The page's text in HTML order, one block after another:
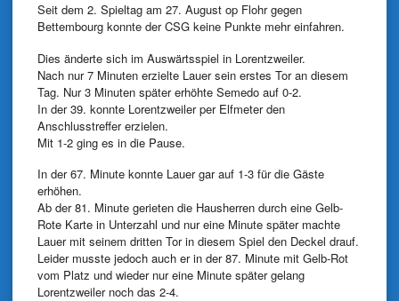
Seit dem 2. Spieltag am 27. August op Flohr gegen
Bettembourg konnte der CSG keine Punkte mehr einfahren.
Dies änderte sich im Auswärtsspiel in Lorentzweiler.
Nach nur 7 Minuten erzielte Lauer sein erstes Tor an diesem
Tag. Nur 3 Minuten später erhöhte Semedo auf 0-2.
In der 39. konnte Lorentzweiler per Elfmeter den
Anschlusstreffer erzielen.
Mit 1-2 ging es in die Pause.
In der 67. Minute konnte Lauer gar auf 1-3 für die Gäste
erhöhen.
Ab der 81. Minute gerieten die Hausherren durch eine Gelb-
Rote Karte in Unterzahl und nur eine Minute später machte
Lauer mit seinem dritten Tor in diesem Spiel den Deckel drauf.
Leider musste jedoch auch er in der 87. Minute mit Gelb-Rot
vom Platz und wieder nur eine Minute später gelang
Lorentzweiler noch das 2-4.